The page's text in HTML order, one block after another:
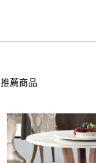
推薦商品